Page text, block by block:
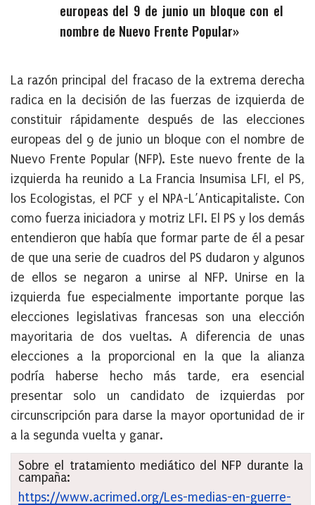
europeas del 9 de junio un bloque con el
nombre de Nuevo Frente Popular»
La razón principal del fracaso de la extrema derecha
radica en la decisión de las fuerzas de izquierda de
constituir rápidamente después de las elecciones
europeas del 9 de junio un bloque con el nombre de
Nuevo Frente Popular (NFP). Este nuevo frente de la
izquierda ha reunido a La Francia Insumisa LFI, el PS,
los Ecologistas, el PCF y el NPA-L’Anticapitaliste. Con
como fuerza iniciadora y motriz LFI. El PS y los demás
entendieron que había que formar parte de él a pesar
de que una serie de cuadros del PS dudaron y algunos
de ellos se negaron a unirse al NFP. Unirse en la
izquierda fue especialmente importante porque las
elecciones legislativas francesas son una elección
mayoritaria de dos vueltas. A diferencia de unas
elecciones a la proporcional en la que la alianza
podría haberse hecho más tarde, era esencial
presentar solo un candidato de izquierdas por
circunscripción para darse la mayor oportunidad de ir
a la segunda vuelta y ganar.
Sobre el tratamiento mediático del NFP durante la
campaña:
https://www.acrimed.org/Les-medias-en-guerre-